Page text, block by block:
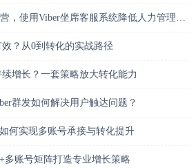
使用Viber坐席客服系统降低人力管理成本
？从0到转化的实战路径
增长？一套策略放大转化能力
群发如何解决用户触达问题？
何实现多账号承接与转化提升
多账号矩阵打造专业增长策略